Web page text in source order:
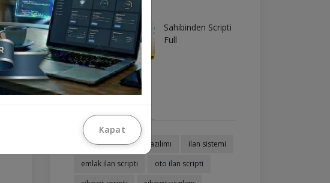
Sahibinden Scripti
Full
ilan scripti ilan yazılımı
ilan sistemi
emlak ilan scripti
oto ilan scripti
Kapat